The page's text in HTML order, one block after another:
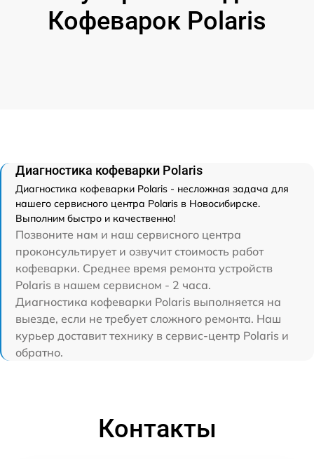
Кофеварок Polaris
Диагностика кофеварки Polaris
Диагностика кофеварки Polaris - несложная задача для
нашего сервисного центра Polaris в Новосибирске.
Выполним быстро и качественно!
Позвоните нам и наш сервисного центра
проконсультирует и озвучит стоимость работ
кофеварки. Среднее время ремонта устройств
Polaris в нашем сервисном - 2 часа.
Диагностика кофеварки Polaris выполняется на
выезде, если не требует сложного ремонта. Наш
курьер доставит технику в сервис-центр Polaris и
обратно.
Контакты